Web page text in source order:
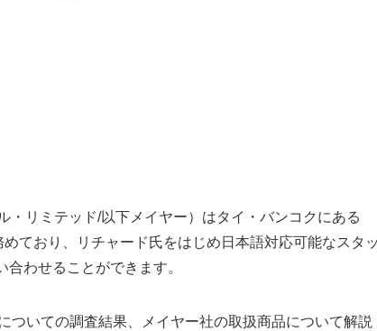
・リミテッド/以下メイヤー）はタイ・バンコクにある
ており、リチャード氏をはじめ日本語対応可能なスタッ
わせることができます。
ついての調査結果、メイヤー社の取扱商品について解説